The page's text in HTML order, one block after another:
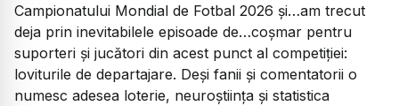
Campionatului Mondial de Fotbal 2026 și…am trecut
deja prin inevitabilele episoade de…coșmar pentru
suporteri și jucători din acest punct al competiției:
loviturile de departajare. Deși fanii și comentatorii o
numesc adesea loterie, neuroștiința și statistica